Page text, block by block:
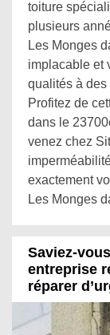
toiture
plusieurs
Les Monges
implacable et
qualités à des
Profitez de
dans le
venez chez
exactement
Les Monges
Saviez-
entreprise
réparer